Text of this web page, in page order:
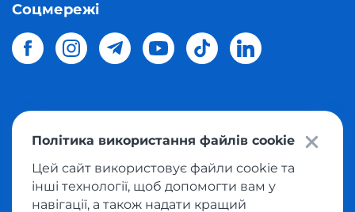
Соцмережі
магазинів світу в Україну.Всі права захищені
Політика конфіденційності
Політика використання файлів cookie
Цей сайт використовує файли cookie та
інші технології, щоб допомогти вам у
навігації, а також надати кращий